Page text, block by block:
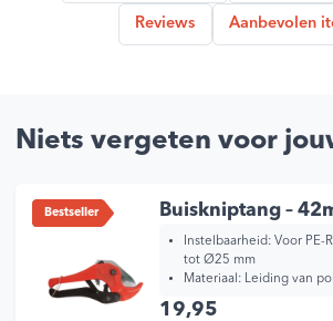
Reviews Aanbevolen
Niets vergeten voor
Bestseller Buiskniptang –
Instelbaarheid: Voor PE-
tot Ø25 mm
Materiaal: Leiding van
19,95